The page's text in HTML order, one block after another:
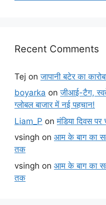
Recent Comments
Tej onजापानी बटेर का
boyarka onजीआई-टैग,
ग्लोबल बाजार में नई पहचान!
Liam_P onमंडिया दिवस
vsingh on आम के बाग का
तक
vsingh on आम के बाग का
तक